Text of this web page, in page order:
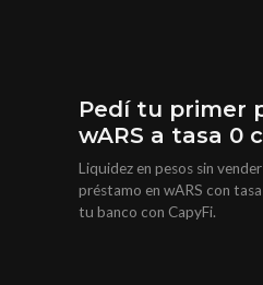
Pedí tu primer
wARS a tasa 0
Liquidez en pesos sin
préstamo en wARS con
tu banco con CapyFi.